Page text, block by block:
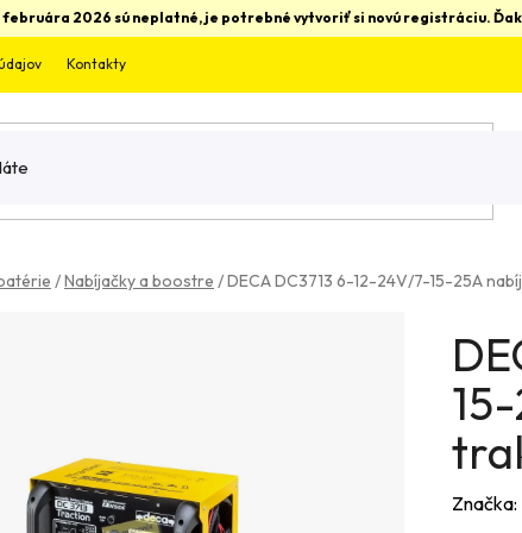
2026 sú neplatné, je potrebné vytvoriť si novú registráciu.
Kontakty
/Nabíjačky a boostre /DECA DC3713 6-12-24V/7-15-25A
Značka: